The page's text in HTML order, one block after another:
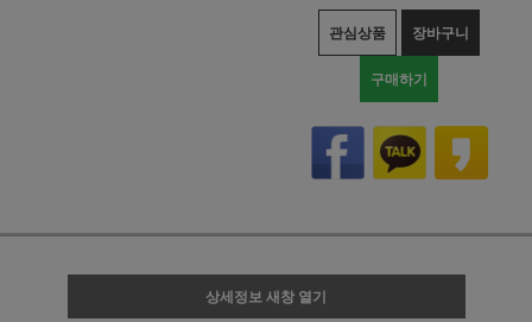
관심상품 장바구니
구매하기
상세정보 새창 열기